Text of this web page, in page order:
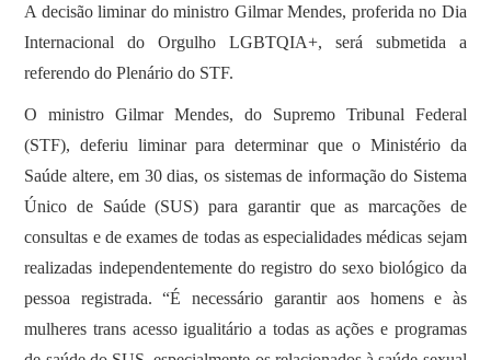
A decisão liminar do ministro Gilmar Mendes, proferida no Dia
Internacional do Orgulho LGBTQIA+, será submetida a
referendo do Plenário do STF.
O ministro Gilmar Mendes, do Supremo Tribunal Federal
(STF), deferiu liminar para determinar que o Ministério da
Saúde altere, em 30 dias, os sistemas de informação do Sistema
Único de Saúde (SUS) para garantir que as marcações de
consultas e de exames de todas as especialidades médicas sejam
realizadas independentemente do registro do sexo biológico da
pessoa registrada. “É necessário garantir aos homens e às
mulheres trans acesso igualitário a todas as ações e programas